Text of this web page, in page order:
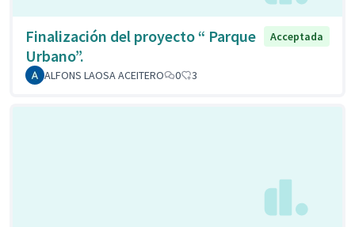
Finalización del proyecto “ Parque
Urbano”.
Acceptada
ALFONS LAOSA ACEITERO 0 3